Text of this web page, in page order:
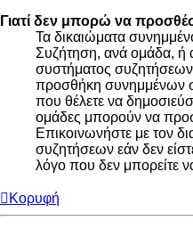
Γιατί δεν μπορώ να
Τα δικαιώματα
Συζήτηση, ανά ομάδα, ή
συστήματος συζητήσεων
προσθήκη συνημμένων
που θέλετε να
ομάδες μπορούν να
Επικοινωνήστε με τον
συζητήσεων εάν δεν
λόγο που δεν μπορείτε
Κορυφή